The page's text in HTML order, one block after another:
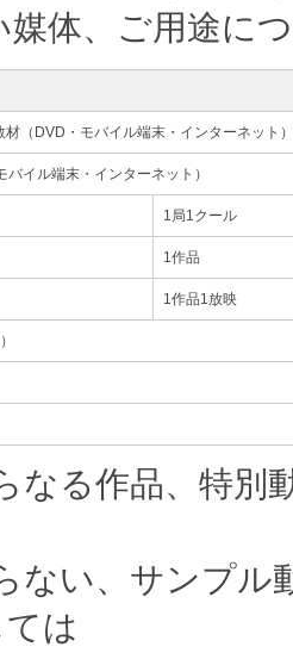
媒体、ご用途に
（DVD・モバイル端末・インターネット）
イル端末・インターネット）
1局1クール
1作品
1作品1放映
なる作品、特別
ない、サンプル
は